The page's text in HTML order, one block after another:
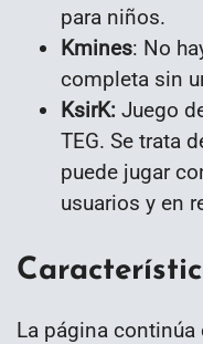
para niños.
Kmines: No
completa sin
KsirK: Juego
TEG. Se trata
puede jugar
usuarios y en
La página continúa